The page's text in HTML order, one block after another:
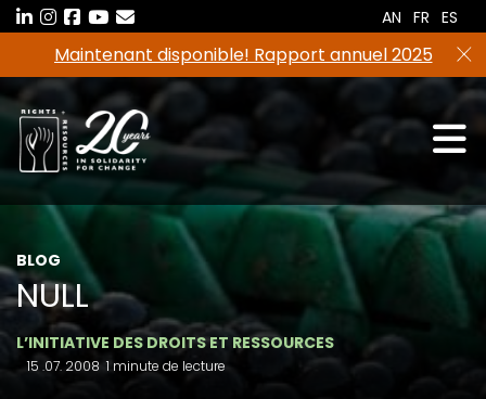
Aller
au
contenuMaintenant disponible! Rapport annuel 2025
AN FR ES
BLOG
NULL
L’INITIATIVE DES DROITS ET RESSOURCES
15 .07. 2008 1 minute de lecture